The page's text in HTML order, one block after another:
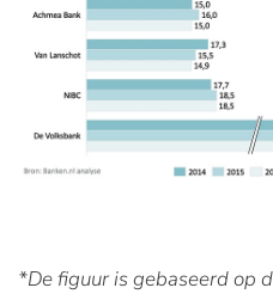
*De figuur is gebaseerd op